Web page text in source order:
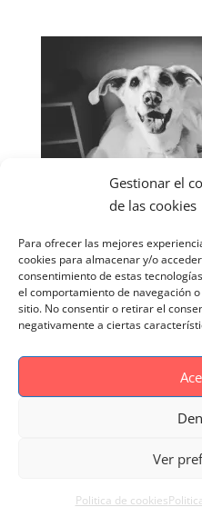
Gestionar el
de las cookies
Para ofrecer las mejores
cookies para almacenar y/o
consentimiento de estas
el comportamiento de navegación
sitio. No consentir o retirar el
negativamente a ciertas
Ver
Politica de cookies
Politica de Privacidad